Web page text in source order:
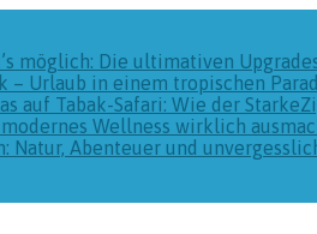
möglich: Die ultimativen
– Urlaub in einem tropischen
auf Tabak-Safari: Wie der
Wellness wirklich
Natur, Abenteuer und